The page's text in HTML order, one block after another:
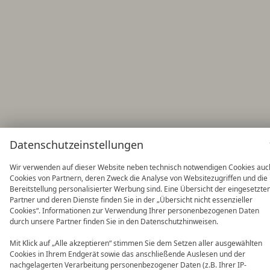
Datenschutzeinstellungen
Wir verwenden auf dieser Website neben technisch notwendigen Cookies
Cookies von Partnern, deren Zweck die Analyse von Websitezugriffen und die
Bereitstellung personalisierter Werbung sind. Eine Übersicht der
Partner und deren Dienste finden Sie in der „Übersicht nicht essenzieller
Cookies“. Informationen zur Verwendung Ihrer personenbezogenen Daten
durch unsere Partner finden Sie in den Datenschutzhinweisen.
Mit Klick auf „Alle akzeptieren“ stimmen Sie dem Setzen aller ausgewählten
Cookies in Ihrem Endgerät sowie das anschließende Auslesen und der
nachgelagerten Verarbeitung personenbezogener Daten (z.B. Ihrer IP-